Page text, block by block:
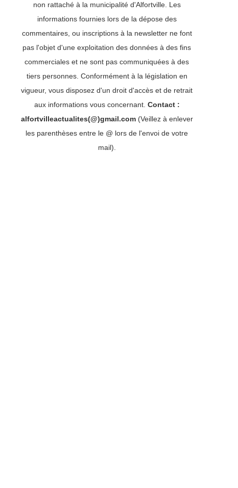
non rattaché à la municipalité d'Alfortville. Les
informations fournies lors de la dépose des
commentaires, ou inscriptions à la newsletter ne font
pas l'objet d'une exploitation des données à des fins
commerciales et ne sont pas communiquées à des
tiers personnes. Conformément à la législation en
vigueur, vous disposez d'un droit d'accès et de retrait
aux informations vous concernant. Contact :
alfortvilleactualites(@)gmail.com(Veillez à enlever
les parenthèses entre le @ lors de l'envoi de votre
mail).